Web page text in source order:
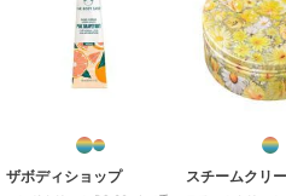
ザボディショップ スチームクリ